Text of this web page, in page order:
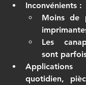
Inconvénients :
Moins de
Les
sont
Applications :
quotidien,